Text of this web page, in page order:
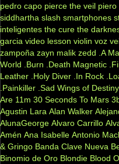
pedro capo pierce the veil piero
siddhartha slash smartphones
inteligentes the cure the
garcia video lesson violin voz
zampoña zayn malik zedd .A
World
.Burn .Death Magnetic
Leather .Holy Diver .In Rock
.Painkiller .Sad Wings of Destiny
Are 11m 30 Seconds To Mars
Agustin Lara Alan Walker
AlunaGeorge Alvaro Carrillo
Amén Ana Isabelle Antonio
& Gringo Banda Clave Nueva
Binomio de Oro Blondie Blood